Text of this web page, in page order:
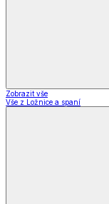
Zobrazit vše
Vše z Ložnice a spaní